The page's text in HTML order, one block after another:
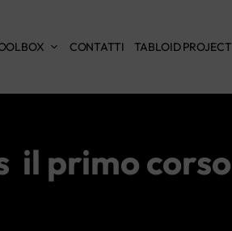
CONTATTI TABLOID PROJECT
il primo corso